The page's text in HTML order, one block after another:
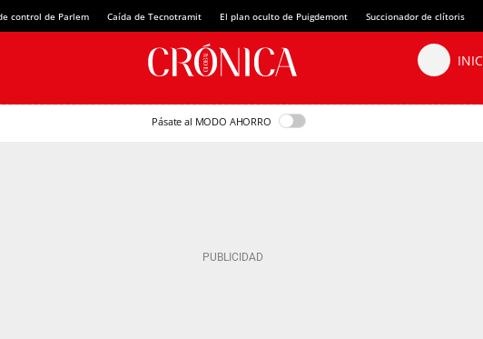
control de Parlem Caída de Tecnotramit El plan oculto de Puigdemont Succionador de clítoris
Pásate al MODO AHORRO